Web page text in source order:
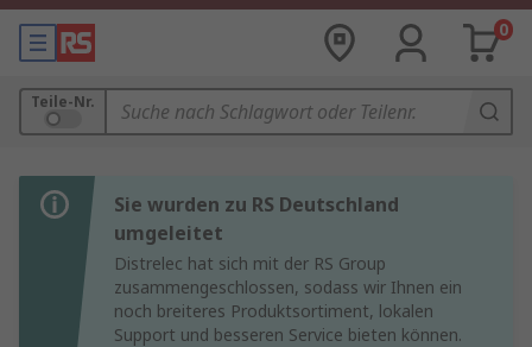
0
Teile-Nr.
Sie wurden zu RS Deutschland
umgeleitet
Distrelec hat sich mit der RS Group
zusammengeschlossen, sodass wir Ihnen ein
noch breiteres Produktsortiment, lokalen
Support und besseren Service bieten können.